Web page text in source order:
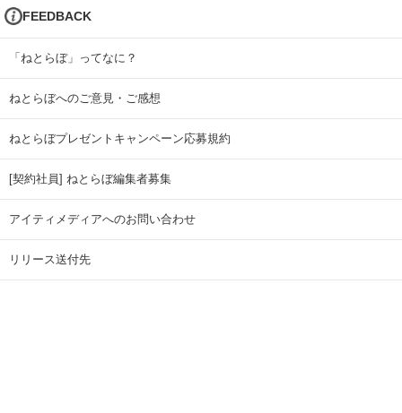
FEEDBACK
「ねとらぼ」ってなに？
ねとらぼへのご意見・ご感想
ねとらぼプレゼントキャンペーン応募規約
[契約社員] ねとらぼ編集者募集
アイティメディアへのお問い合わせ
リリース送付先